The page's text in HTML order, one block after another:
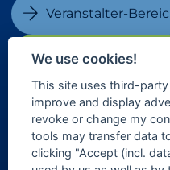
Veranstalter-
Besucher-Bereich
We use cookies!
This site uses third-
improve and display
revoke or change my
tools may transfer data
clicking "Accept (incl.